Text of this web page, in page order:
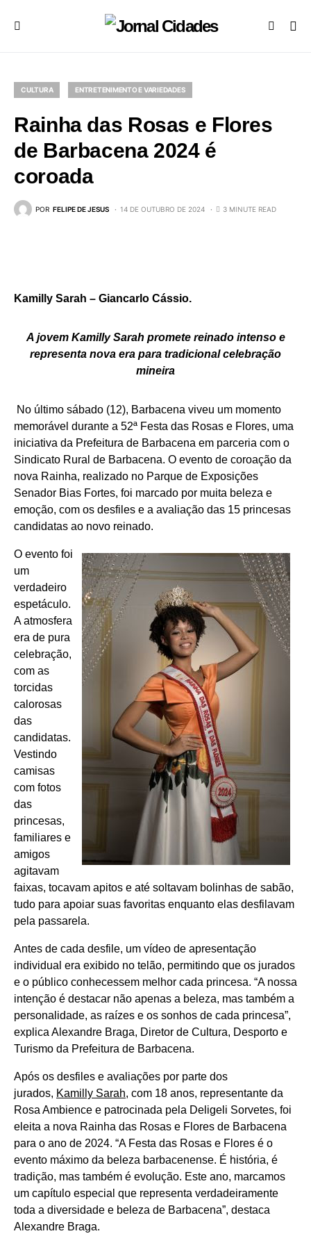
CULTURA ENTRETENIMENTO E VARIEDADES
Rainha das Rosas e Flores
de Barbacena 2024 é
coroada
POR FELIPE DE JESUS 14 DE OUTUBRO DE 2024 3 MINUTE READ
Kamilly Sarah – Giancarlo Cássio.
A jovem Kamilly Sarah promete reinado intenso e
representa nova era para tradicional celebração
mineira
No último sábado (12), Barbacena viveu um momento
memorável durante a 52ª Festa das Rosas e Flores, uma
iniciativa da Prefeitura de Barbacena em parceria com o
Sindicato Rural de Barbacena. O evento de coroação da
nova Rainha, realizado no Parque de Exposições
Senador Bias Fortes, foi marcado por muita beleza e
emoção, com os desfiles e a avaliação das 15 princesas
candidatas ao novo reinado.
O evento foi
um
verdadeiro
espetáculo.
A atmosfera
era de pura
celebração,
com as
torcidas
calorosas
das
candidatas.
Vestindo
camisas
com fotos
das
princesas,
familiares e
amigos
agitavam
faixas, tocavam apitos e até soltavam bolinhas de sabão,
tudo para apoiar suas favoritas enquanto elas desfilavam
pela passarela.
Antes de cada desfile, um vídeo de apresentação
individual era exibido no telão, permitindo que os jurados
e o público conhecessem melhor cada princesa. “A nossa
intenção é destacar não apenas a beleza, mas também a
personalidade, as raízes e os sonhos de cada princesa”,
explica Alexandre Braga, Diretor de Cultura, Desporto e
Turismo da Prefeitura de Barbacena.
Após os desfiles e avaliações por parte dos
jurados, Kamilly Sarah, com 18 anos, representante da
Rosa Ambience e patrocinada pela Deligeli Sorvetes, foi
eleita a nova Rainha das Rosas e Flores de Barbacena
para o ano de 2024. “A Festa das Rosas e Flores é o
evento máximo da beleza barbacenense. É história, é
tradição, mas também é evolução. Este ano, marcamos
um capítulo especial que representa verdadeiramente
toda a diversidade e beleza de Barbacena”, destaca
Alexandre Braga.